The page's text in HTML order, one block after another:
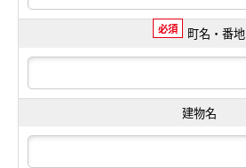
必須 町名・番地
建物名